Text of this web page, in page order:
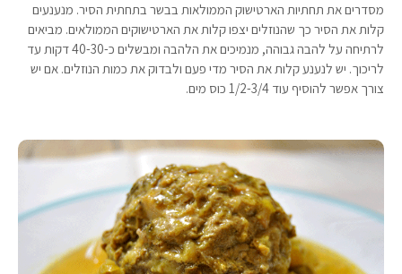
מסדרים את תחתיות הארטישוק הממולאות בבשר בתחתית הסיר. מנענעים
קלות את הסיר כך שהנוזלים יצפו קלות את הארטישוקים הממולאים. מביאים
לרתיחה על להבה גבוהה, מנמיכים את הלהבה ומבשלים כ-40-30 דקות עד
לריכוך. יש לנענע קלות את הסיר מדי פעם ולבדוק את כמות הנוזלים. אם יש
צורך אפשר להוסיף עוד 1/2-3/4 כוס מים.